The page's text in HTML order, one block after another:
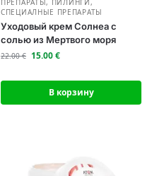
ПРЕПАРАТЫ, ПИЛИНГИ,
СПЕЦИАЛНЫЕ ПРЕПАРАТЫ
Уходовый крем Солнеа с
солью из Мертвого моря
22.00€ 15.00€
В корзину